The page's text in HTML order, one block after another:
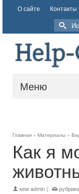
О сайте Контакты
Меню
Главная » Материалы »
Как я
кем admin |